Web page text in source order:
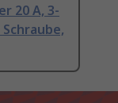
20 A, 3-